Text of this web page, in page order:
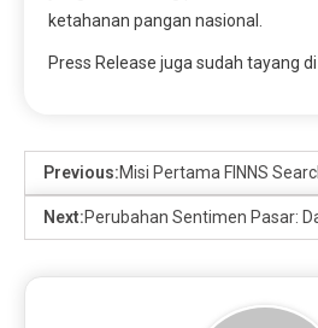
ketahanan pangan nasional.
Press Release juga sudah tayang di
Previous:Misi Pertama FINNS
Next:Perubahan Sentimen Pasar: